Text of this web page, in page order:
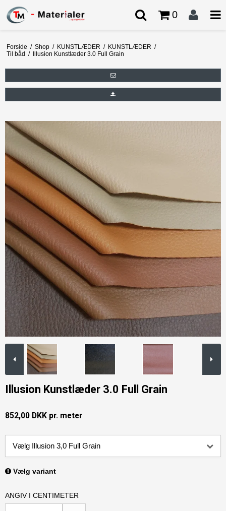
0
Forside / Shop / KUNSTLÆDER / KUNSTLÆDER /
Til båd / Illusion Kunstlæder 3.0 Full Grain
Illusion Kunstlæder 3.0 Full Grain
852,00 DKK pr. meter
Vælg Illusion 3,0 Full Grain
Vælg variant
ANGIV I CENTIMETER